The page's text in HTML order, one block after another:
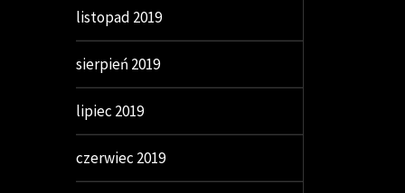
listopad 2019
sierpień 2019
lipiec 2019
czerwiec 2019